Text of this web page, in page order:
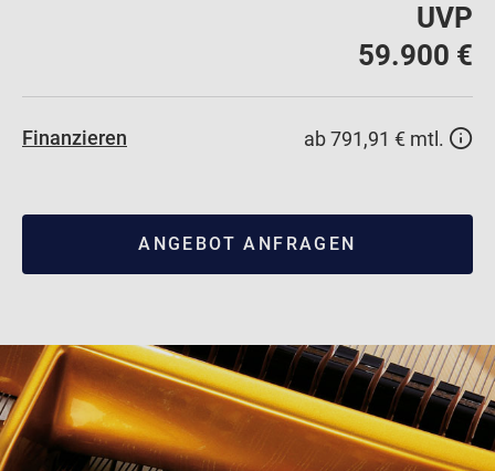
UVP
59.900 €
Finanzieren ab 791,91 € mtl.
ANGEBOT ANFRAGEN